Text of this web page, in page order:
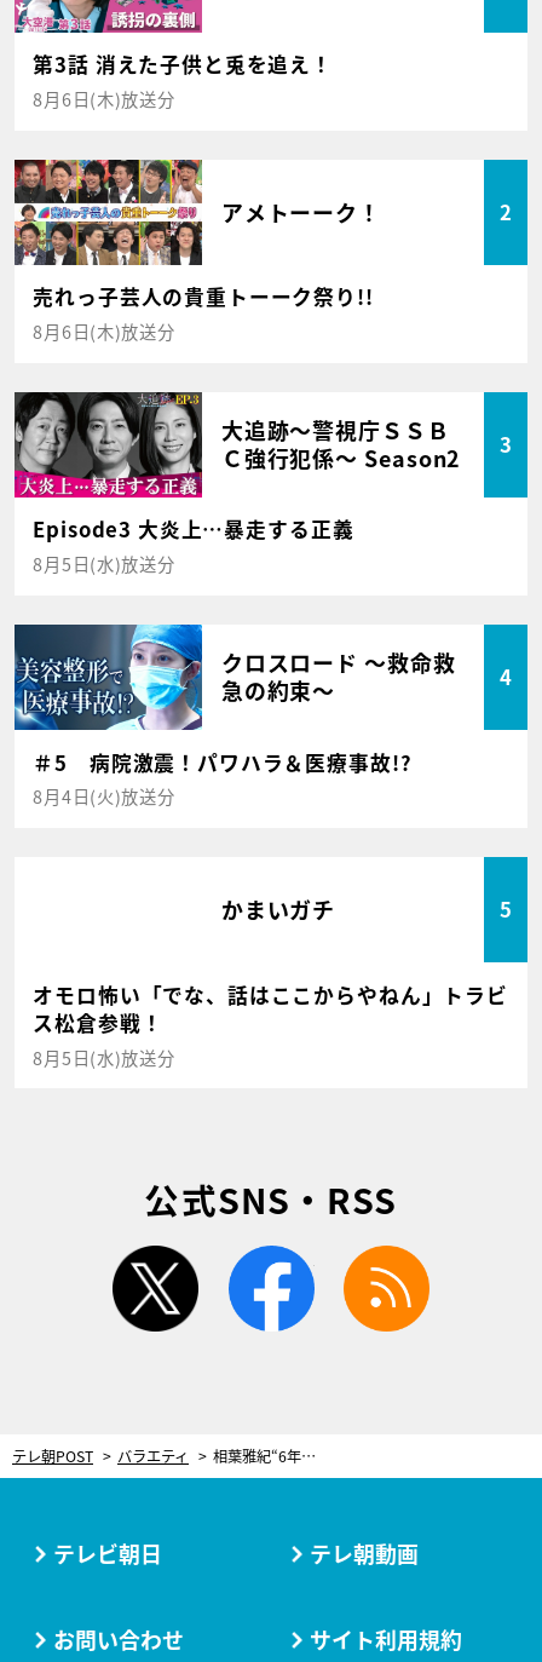
第3話 消えた子供と兎を追え！
8月6日(木)放送分
アメトーーク！ 2
売れっ子芸人の貴重トーーク祭り!!
8月6日(木)放送分
大追跡～警視庁ＳＳＢ
Ｃ強行犯係～ Season2
3
Episode3 大炎上…暴走する正義
8月5日(水)放送分
クロスロード ～救命救
急の約束～
4
＃5 病院激震！パワハラ＆医療事故!?
8月4日(火)放送分
かまいガチ 5
オモロ怖い「でな、話はここからやねん」トラビ
ス松倉参戦！
8月5日(水)放送分
公式SNS・RSS
twitter facebook
テレ朝POST バラエティ 相葉雅紀“6年前”の映像なのに、ハライチ澤部「本当にジュニアかと思った」
テレビ朝日 テレ朝動画
お問い合わせ サイト利用規約